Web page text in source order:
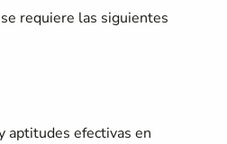
requiere las siguientes
aptitudes efectivas en